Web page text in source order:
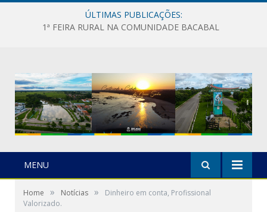
ÚLTIMAS PUBLICAÇÕES:
1ª FEIRA RURAL NA COMUNIDADE BACABAL
MENU
Home » Notícias »
Dinheiro em conta, Profissional
Valorizado.